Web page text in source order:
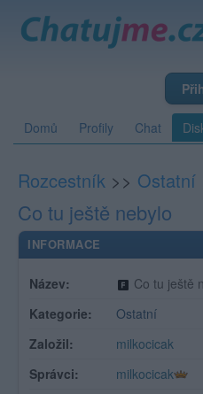
Domů Profily Chat
Rozcestník >> Ostatní
Co tu ještě nebylo
INFORMACE
Název:
Co tu ještě
Kategorie:
Ostatní
Založil:
milkocicak
Správci:
milkocicak